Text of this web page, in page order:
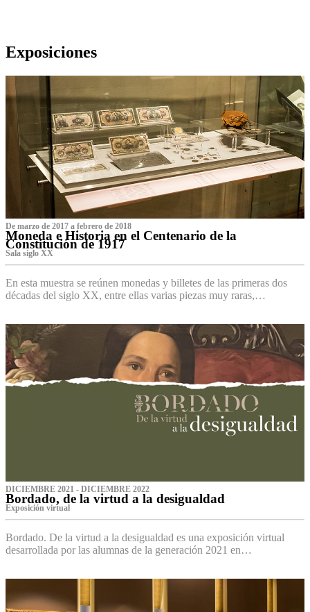
Exposiciones
De marzo de 2017 a febrero de 2018
Moneda e Historia en el Centenario de la
Constitución de 1917
Sala siglo XX
En esta muestra se reúnen monedas y billetes de las primeras dos
décadas del siglo XX, entre ellas varias piezas muy raras,…
DICIEMBRE 2021 - DICIEMBRE 2022
Bordado, de la virtud a la desigualdad
Exposición virtual‌
Bordado. De la virtud a la desigualdad es una exposición virtual
desarrollada por las alumnas de la generación 2021 en…